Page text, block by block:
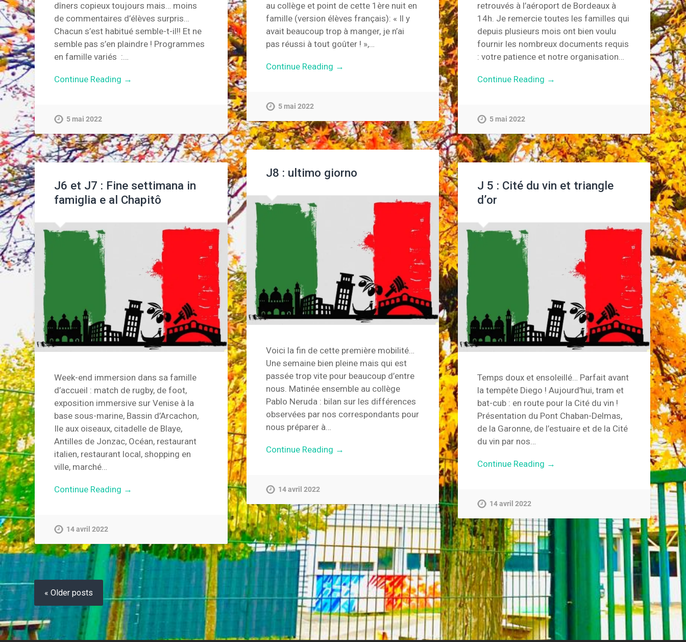
dîners copieux toujours mais… moins
de commentaires d’élèves surpris…
Chacun s’est habitué semble-t-il!! Et ne
semble pas s’en plaindre ! Programmes
en famille variés :…
Continue Reading →
5 mai 2022
au collège et point de cette 1ère nuit en
famille (version élèves français): « Il y
avait beaucoup trop à manger, je n’ai
pas réussi à tout goûter ! »,…
Continue Reading →
5 mai 2022
retrouvés à l’aéroport de Bordeaux à
14h. Je remercie toutes les familles qui
depuis plusieurs mois ont bien voulu
fournir les nombreux documents requis
: votre patience et notre organisation…
Continue Reading →
5 mai 2022
J8 : ultimo giorno
Voici la fin de cette première mobilité…
Une semaine bien pleine mais qui est
passée trop vite pour beaucoup d’entre
nous. Matinée ensemble au collège
Pablo Neruda : bilan sur les différences
observées par nos correspondants pour
nous préparer à…
Continue Reading →
14 avril 2022
J6 et J7 : Fine settimana in
famiglia e al Chapitô
Week-end immersion dans sa famille
d’accueil : match de rugby, de foot,
exposition immersive sur Venise à la
base sous-marine, Bassin d’Arcachon,
Ile aux oiseaux, citadelle de Blaye,
Antilles de Jonzac, Océan, restaurant
italien, restaurant local, shopping en
ville, marché…
Continue Reading →
14 avril 2022
J 5 : Cité du vin et triangle
d’or
Temps doux et ensoleillé… Parfait avant
la tempête Diego ! Aujourd’hui, tram et
bat-cub : en route pour la Cité du vin !
Présentation du Pont Chaban-Delmas,
de la Garonne, de l’estuaire et de la Cité
du vin par nos…
Continue Reading →
14 avril 2022
« Older posts